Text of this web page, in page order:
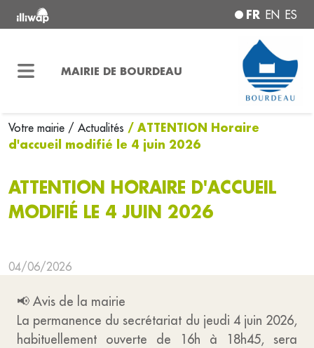
FR EN ES
MAIRIE DE BOURDEAU
Votre mairie / Actualités / ATTENTION Horaire
d'accueil modifié le 4 juin 2026
ATTENTION HORAIRE D'ACCUEIL
MODIFIÉ LE 4 JUIN 2026
04/06/2026
📢 Avis de la mairie
La permanence du secrétariat du jeudi 4 juin 2026,
habituellement ouverte de 16h à 18h45, sera